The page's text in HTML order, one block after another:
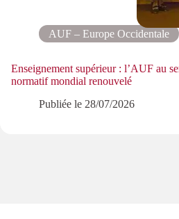
AUF – Europe Occidentale
Enseignement supérieur : l’AUF au
normatif mondial renouvelé
Publiée le 28/07/2026